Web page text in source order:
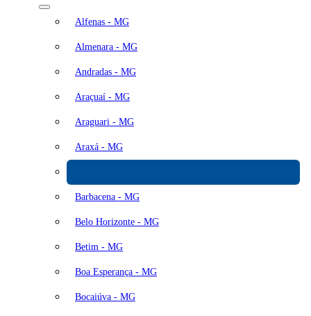
Alfenas - MG
Almenara - MG
Andradas - MG
Araçuaí - MG
Araguari - MG
Araxá - MG
Barbacena - MG
Belo Horizonte - MG
Betim - MG
Boa Esperança - MG
Bocaiúva - MG